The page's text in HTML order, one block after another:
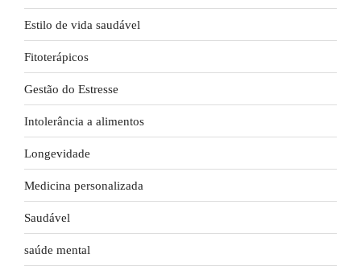
Estilo de vida saudável
Fitoterápicos
Gestão do Estresse
Intolerância a alimentos
Longevidade
Medicina personalizada
Saudável
saúde mental